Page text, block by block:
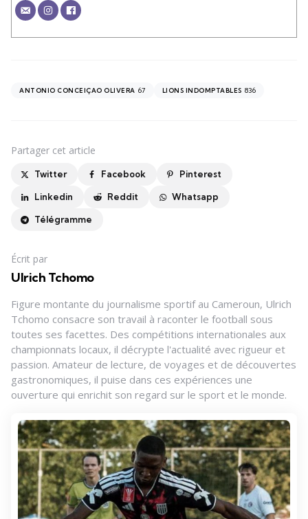
ANTONIO CONCEIÇAO OLIVERA 67 LIONS INDOMPTABLES 836
Partager cet article
Twitter Facebook Pinterest
Linkedin Reddit Whatsapp
Télégramme
Écrit par
Ulrich Tchomo
Figure montante du journalisme sportif au Cameroun, Ulrich
Tchomo consacre son travail à raconter le football sous
toutes ses facettes. Des compétitions internationales aux
championnats locaux, il décrypte l'actualité avec rigueur et
passion. Amateur de lecture, de voyages et de découvertes
gastronomiques, il puise dans ces expériences une
ouverture qui enrichit son regard sur le sport et le monde.